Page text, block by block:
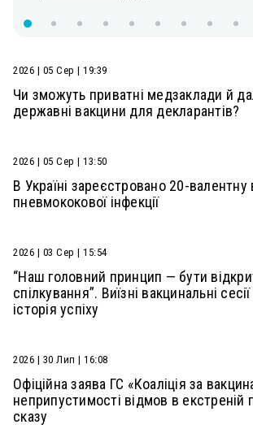
2026 | 05 Сер | 19:39
Чи зможуть приватні медзаклади й
державні вакцини для декларантів?
2026 | 05 Сер | 13:50
В Україні зареєстровано 20-валентну
пневмококової інфекції
2026 | 03 Сер | 15:54
“Наш головний принцип — бути
спілкування”. Виїзні вакцинальні
історія успіху
2026 | 30 Лип | 16:08
Офіційна заява ГС «Коаліція за
неприпустимості відмов в екстреній
сказу